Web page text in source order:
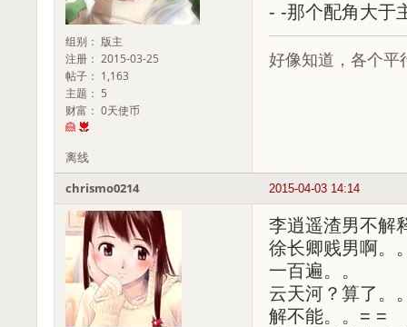
组别： 版主
注册： 2015-03-25
帖子： 1,163
主题： 5
财富： 0天使币
- -那个配角大于
好像知道，各个平
离线
2015-04-03 14:14
chrismo0214
李逍遥渣男不解
徐长卿贱男啊。
一百遍。。
云天河？算了。
解不能。。= =